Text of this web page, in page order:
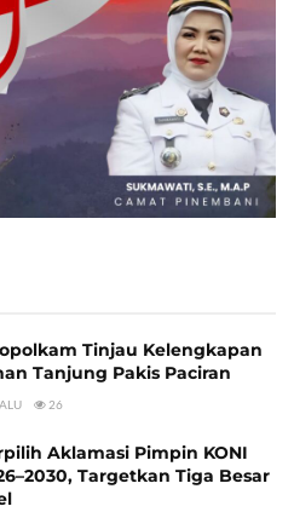
Tinjau Kelengkapan
Tanjung Pakis Paciran
26
Aklamasi Pimpin KONI
Targetkan Tiga Besar